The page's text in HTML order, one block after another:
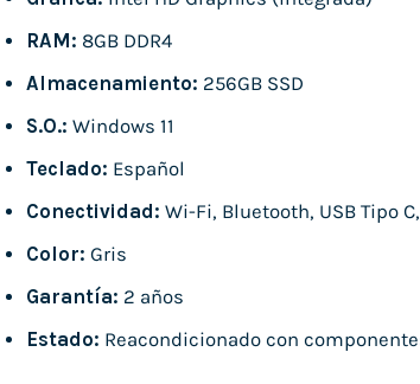
RAM: 8GB DDR4
Almacenamiento: 256GB SSD
S.O.: Windows 11
Teclado: Español
Conectividad: Wi-Fi, Bluetooth, USB Tipo
Color: Gris
Garantía: 2 años
Estado: Reacondicionado con